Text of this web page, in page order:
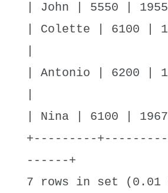
| John | 5550 |
| Colette | 6100 |
| Antonio | 6200 |
| Nina | 6100 |
+---------
------+
7 rows in set (0.01